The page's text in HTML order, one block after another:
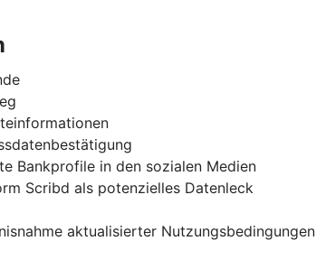
Bankprofile in den sozialen Medien
Scribd als potenzielles Datenleck
aktualisierter Nutzungsbedingungen